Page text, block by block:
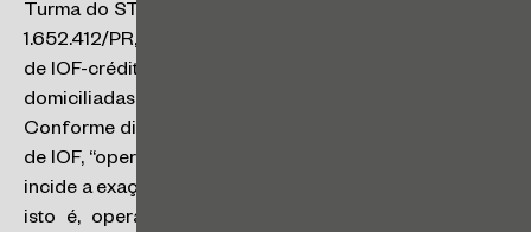
Turma do STJ, que, ao julgar o Agravo Interno em REsp
1.652.412/PR, decidiu, por unanimidade, pela incidência
de IOF-crédito sobre empréstimos feitos por empresas
domiciliadas no Brasil a mutuários no exterior.
Conforme disposto no acórdão, para fins de incidência
de IOF, “operação de crédito externo”, sobre a qual não
incide a exação, se refere a crédito advindo do exterior,
isto é, operação na qual o mutuante é sediado no